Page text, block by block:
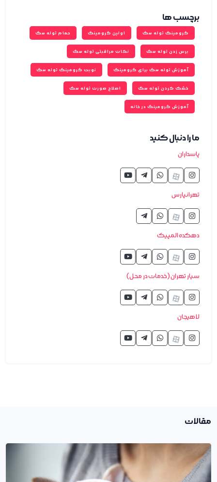
برچسب ‌ها
گرومینگ توله سگ اولین گرومینگ حمام توله سگ
برس زدن توله سگ نکات مراقبتی توله سگ
آموزش توله سگ برای گرومینگ نوبت گرومینگ توله سگ
خشک کردن توله سگ اصلاح صورت توله سگ
آموزش گرومینگ در خانه
ما را دنبال کنید
پاسداران
تهرانپارس
دهکده المپیک
سیار تهران (خدمات در محل)
لاهیجان
مقالات